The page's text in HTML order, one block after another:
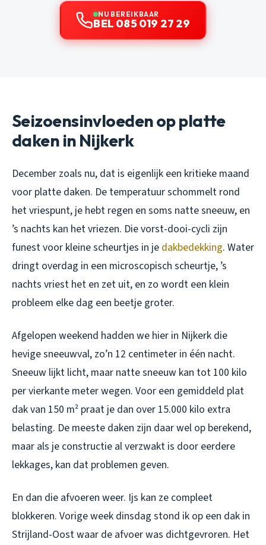
NU BEREIKBAAR
BEL 085 019 27 29
Seizoensinvloeden op platte
daken in Nijkerk
December zoals nu, dat is eigenlijk een kritieke maand
voor platte daken. De temperatuur schommelt rond
het vriespunt, je hebt regen en soms natte sneeuw, en
’s nachts kan het vriezen. Die vorst-dooi-cycli zijn
funest voor kleine scheurtjes in je dakbedekking. Water
dringt overdag in een microscopisch scheurtje, ’s
nachts vriest het en zet uit, en zo wordt een klein
probleem elke dag een beetje groter.
Afgelopen weekend hadden we hier in Nijkerk die
hevige sneeuwval, zo’n 12 centimeter in één nacht.
Sneeuw lijkt licht, maar natte sneeuw kan tot 100 kilo
per vierkante meter wegen. Voor een gemiddeld plat
dak van 150 m² praat je dan over 15.000 kilo extra
belasting. De meeste daken zijn daar wel op berekend,
maar als je constructie al verzwakt is door eerdere
lekkages, kan dat problemen geven.
En dan die afvoeren weer. Ijs kan ze compleet
blokkeren. Vorige week dinsdag stond ik op een dak in
Strijland-Oost waar de afvoer was dichtgevroren. Het